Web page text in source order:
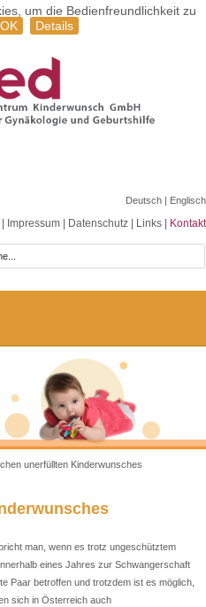
um die Bedienfreundlichkeit zu
OK Details
Deutsch | Englisch
Impressum Datenschutz Links Kontakt
unerfüllten Kinderwunsches
man, wenn es trotz ungeschütztem
eines Jahres zur Schwangerschaft
Paar betroffen und trotzdem ist es möglich,
sich in Österreich auch